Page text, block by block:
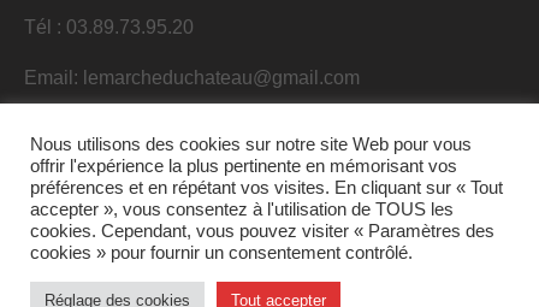
Tél : 03.89.73.95.20
Email: lemarcheduchateau@gmail.com
2017 S'Harzala. Tous droits réservés.
Nous utilisons des cookies sur notre site Web pour vous
offrir l'expérience la plus pertinente en mémorisant vos
préférences et en répétant vos visites. En cliquant sur « Tout
accepter », vous consentez à l'utilisation de TOUS les
cookies. Cependant, vous pouvez visiter « Paramètres des
cookies » pour fournir un consentement contrôlé.
Réglage des cookies Tout accepter